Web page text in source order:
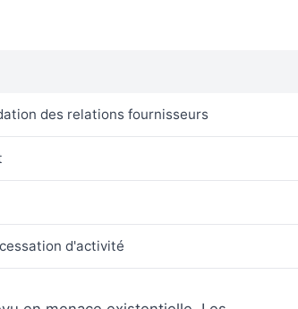
des relations fournisseurs
d'activité